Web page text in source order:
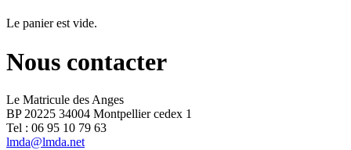
Le panier est vide.
Nous contacter
Le Matricule des Anges
BP 20225 34004 Montpellier cedex 1
Tel : ‭06 95 10 79 63
lmda@lmda.net